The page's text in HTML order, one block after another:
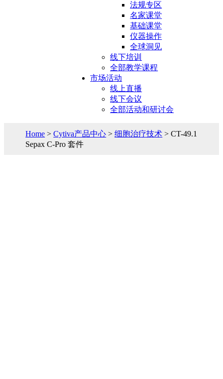
法规专区
名家课堂
基础课堂
仪器操作
全球洞见
线下培训
全部教学课程
市场活动
线上直播
线下会议
全部活动和研讨会
Home >Cytiva产品中心 >细胞治疗技术 > CT-49.1
Sepax C-Pro 套件